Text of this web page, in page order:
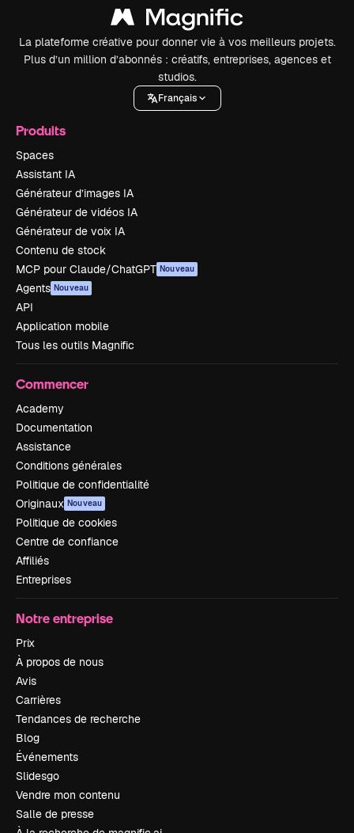
La plateforme créative pour donner vie à vos meilleurs projets.
Plus d’un million d’abonnés : créatifs, entreprises, agences et
studios.
Français
Produits
Spaces
Assistant IA
Générateur d’images IA
Générateur de vidéos IA
Générateur de voix IA
Contenu de stock
MCP pour Claude/ChatGPT Nouveau
Agents Nouveau
API
Application mobile
Tous les outils Magnific
Commencer
Academy
Documentation
Assistance
Conditions générales
Politique de confidentialité
Originaux Nouveau
Politique de cookies
Centre de confiance
Affiliés
Entreprises
Notre entreprise
Prix
À propos de nous
Avis
Carrières
Tendances de recherche
Blog
Événements
Slidesgo
Vendre mon contenu
Salle de presse